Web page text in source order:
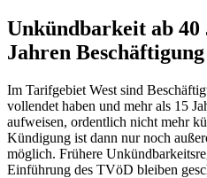
Unkündbarkeit ab 40
Jahren Beschäftigung
Im Tarifgebiet West sind
vollendet haben und mehr als 15
aufweisen, ordentlich nicht mehr
Kündigung ist dann nur noch
möglich. Frühere
Einführung des TVöD bleiben